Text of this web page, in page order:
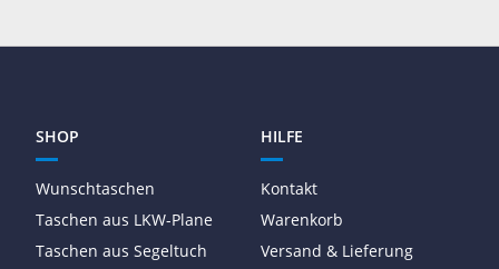
SHOP
Wunschtaschen
Taschen aus LKW-Plane
Taschen aus Segeltuch
HILFE
Kontakt
Warenkorb
Versand & Lieferung